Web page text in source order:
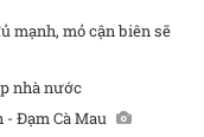
mạnh, mỏ cận biên sẽ
nhà nước
Đạm Cà Mau